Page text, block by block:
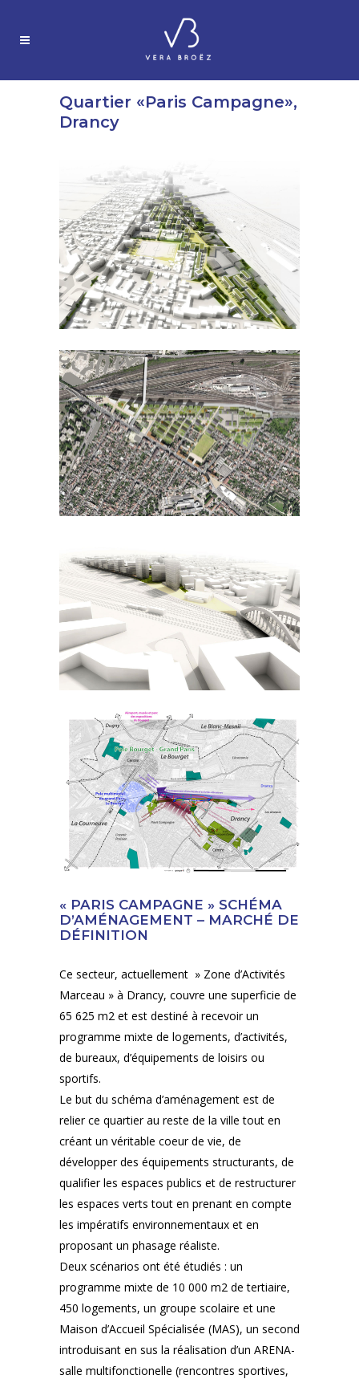
Quartier «Paris Campagne»,
Drancy
« PARIS CAMPAGNE » SCHÉMA
D’AMÉNAGEMENT – MARCHÉ DE
DÉFINITION
Ce secteur, actuellement » Zone d’Activités
Marceau » à Drancy, couvre une superficie de
65 625 m2 et est destiné à recevoir un
programme mixte de logements, d’activités,
de bureaux, d’équipements de loisirs ou
sportifs.
Le but du schéma d’aménagement est de
relier ce quartier au reste de la ville tout en
créant un véritable coeur de vie, de
développer des équipements structurants, de
qualifier les espaces publics et de restructurer
les espaces verts tout en prenant en compte
les impératifs environnementaux et en
proposant un phasage réaliste.
Deux scénarios ont été étudiés : un
programme mixte de 10 000 m2 de tertiaire,
450 logements, un groupe scolaire et une
Maison d’Accueil Spécialisée (MAS), un second
introduisant en sus la réalisation d’un ARENA-
salle multifonctionelle (rencontres sportives,